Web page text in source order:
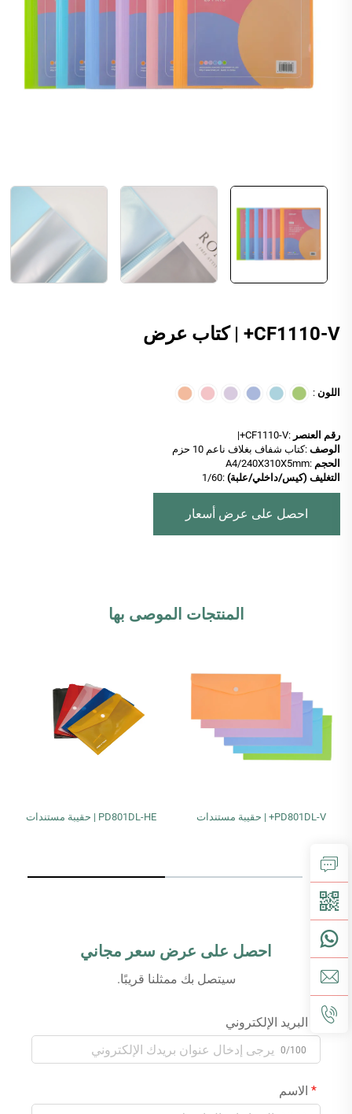
CF1110-V+ | كتاب عرض
اللون :
رقم العنصر :CF1110-V+|
الوصف :كتاب شفاف بغلاف ناعم 10 حزم
الحجم :A4/240X310X5mm
التغليف (كيس/داخلي/علبة) :1/60
احصل على عرض أسعار
المنتجات الموصى بها
PD801DL-V+ | حقيبة مستندات PD801DL-HE | حقيبة مستندات
احصل على عرض سعر مجاني
سيتصل بك ممثلنا قريبًا.
البريد الإلكتروني
0/100
الاسم